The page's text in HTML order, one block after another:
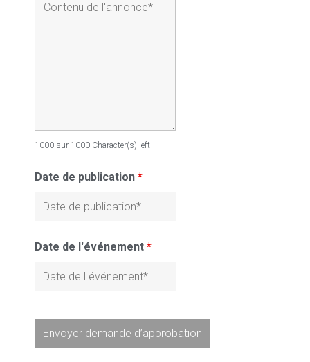
1000 sur 1000 Character(s) left
Date de publication *
Date de l'événement *